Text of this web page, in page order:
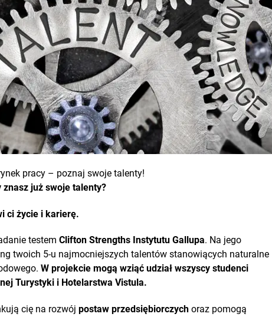
pracy – poznaj swoje talenty!
znasz już swoje talenty?
ci życie i karierę.
testemClifton Strengths Instytutu Gallupa. Na jego
twoich 5-u najmocniejszych talentów stanowiących naturalne
W projekcie mogą wziąć udział wszyscy studenci
Turystyki i Hotelarstwa Vistula.
cię na rozwójpostaw przedsiębiorczych oraz pomogą